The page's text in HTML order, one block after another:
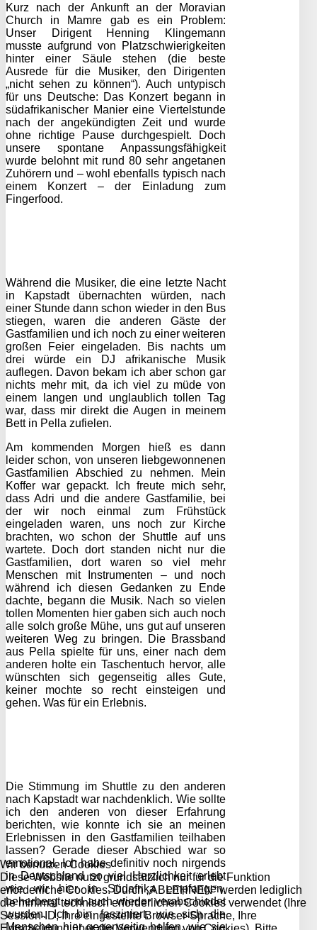
Kurz nach der Ankunft an der Moravian
Church in Mamre gab es ein Problem:
Unser Dirigent Henning Klingemann
musste aufgrund von Platzschwierigkeiten
hinter einer Säule stehen (die beste
Ausrede für die Musiker, den Dirigenten
„nicht sehen zu können“). Auch untypisch
für uns Deutsche: Das Konzert begann in
südafrikanischer Manier eine Viertelstunde
nach der angekündigten Zeit und wurde
ohne richtige Pause durchgespielt. Doch
unsere spontane Anpassungsfähigkeit
wurde belohnt mit rund 80 sehr angetanen
Zuhörern und – wohl ebenfalls typisch nach
einem Konzert – der Einladung zum
Fingerfood.
Während die Musiker, die eine letzte Nacht
in Kapstadt übernachten würden, nach
einer Stunde dann schon wieder in den Bus
stiegen, waren die anderen Gäste der
Gastfamilien und ich noch zu einer weiteren
großen Feier eingeladen. Bis nachts um
drei würde ein DJ afrikanische Musik
auflegen. Davon bekam ich aber schon gar
nichts mehr mit, da ich viel zu müde von
einem langen und unglaublich tollen Tag
war, dass mir direkt die Augen in meinem
Bett in Pella zufielen.
Am kommenden Morgen hieß es dann
leider schon, von unseren liebgewonnenen
Gastfamilien Abschied zu nehmen. Mein
Koffer war gepackt. Ich freute mich sehr,
dass Adri und die andere Gastfamilie, bei
der wir noch einmal zum Frühstück
eingeladen waren, uns noch zur Kirche
brachten, wo schon der Shuttle auf uns
wartete. Doch dort standen nicht nur die
Gastfamilien, dort waren so viel mehr
Menschen mit Instrumenten – und noch
während ich diesen Gedanken zu Ende
dachte, begann die Musik. Nach so vielen
tollen Momenten hier gaben sich auch noch
alle solch große Mühe, uns gut auf unseren
weiteren Weg zu bringen. Die Brassband
aus Pella spielte für uns, einer nach dem
anderen holte ein Taschentuch hervor, alle
wünschten sich gegenseitig alles Gute,
keiner mochte so recht einsteigen und
gehen. Was für ein Erlebnis.
Die Stimmung im Shuttle zu den anderen
nach Kapstadt war nachdenklich. Wie sollte
ich den anderen von dieser Erfahrung
berichten, wie konnte ich sie an meinen
Erlebnissen in den Gastfamilien teilhaben
lassen? Gerade dieser Abschied war so
emotional. Ich habe definitiv noch nirgends
in Deutschland so viel Herzlichkeit erlebt
wie wir hier in Südafrika empfangen,
beherbergt und auch wieder verabschiedet
wurden. Ich bin fasziniert, wie sich die
Menschen hier gegenseitig helfen, wie sie
Wir benutzen Cookies
Diese Website nutzt grundsätzlich nur für die Funktion
erforderliche Cookies. Durch „ABLEHNEN“ werden lediglich
die minimal technisch erforderlichen Cookies verwendet (Ihre
Session-ID, Ihre eingestellte Browser-Sprache, Ihre